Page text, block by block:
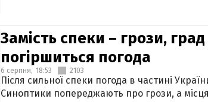
Замість спеки – грози,
погіршиться погода
6 серпня, 18:53 2103
Після сильної спеки погода в частині
Синоптики попереджають про грози, а